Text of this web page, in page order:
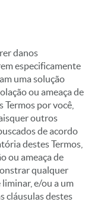
danos
especificamente
uma solução
ou ameaça de
por você,
outros
de acordo
destes Termos,
ou ameaça de
qualquer
e/ou a um
cláusulas destes